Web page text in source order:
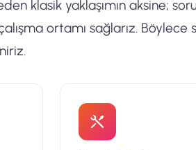
klasik yaklaşımın aksine;
ortamı sağlarız. Böylece